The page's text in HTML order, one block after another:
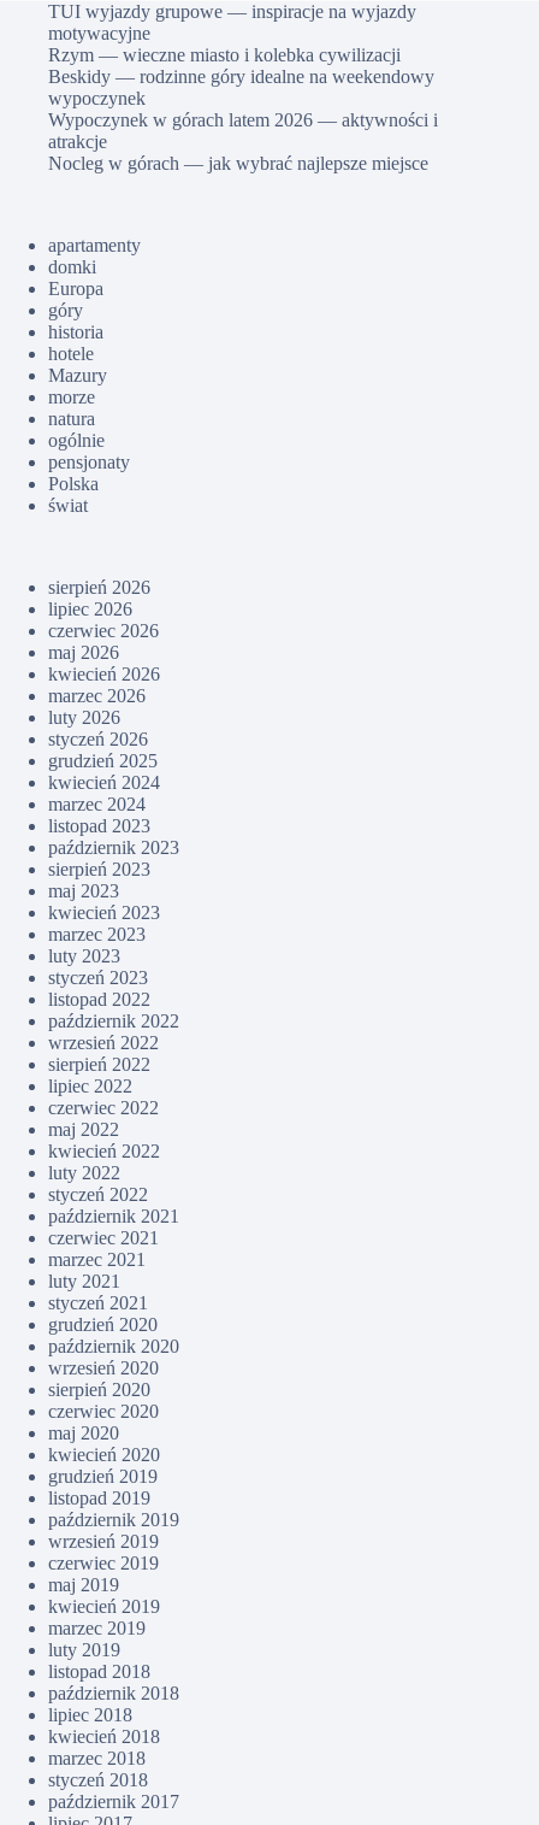
TUI wyjazdy grupowe — inspiracje na wyjazdy
motywacyjne
Rzym — wieczne miasto i kolebka cywilizacji
Beskidy — rodzinne góry idealne na weekendowy
wypoczynek
Wypoczynek w górach latem 2026 — aktywności i
atrakcje
Nocleg w górach — jak wybrać najlepsze miejsce
apartamenty
domki
Europa
góry
historia
hotele
Mazury
morze
natura
ogólnie
pensjonaty
Polska
świat
sierpień 2026
lipiec 2026
czerwiec 2026
maj 2026
kwiecień 2026
marzec 2026
luty 2026
styczeń 2026
grudzień 2025
kwiecień 2024
marzec 2024
listopad 2023
październik 2023
sierpień 2023
maj 2023
kwiecień 2023
marzec 2023
luty 2023
styczeń 2023
listopad 2022
październik 2022
wrzesień 2022
sierpień 2022
lipiec 2022
czerwiec 2022
maj 2022
kwiecień 2022
luty 2022
styczeń 2022
październik 2021
czerwiec 2021
marzec 2021
luty 2021
styczeń 2021
grudzień 2020
październik 2020
wrzesień 2020
sierpień 2020
czerwiec 2020
maj 2020
kwiecień 2020
grudzień 2019
listopad 2019
październik 2019
wrzesień 2019
czerwiec 2019
maj 2019
kwiecień 2019
marzec 2019
luty 2019
listopad 2018
październik 2018
lipiec 2018
kwiecień 2018
marzec 2018
styczeń 2018
październik 2017